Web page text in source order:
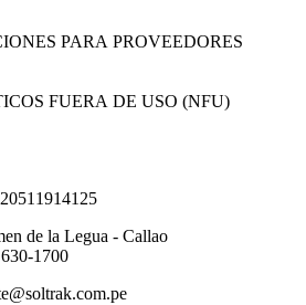
PARA PROVEEDORES
FUERA DE USO (NFU)
de la Legua - Callao
1700